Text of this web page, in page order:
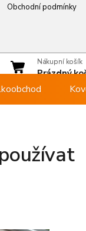
Obchodní podmínky
se
Nákupní košík
Prázdný